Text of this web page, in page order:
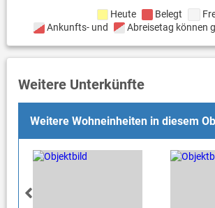
Heute Belegt
Ankunfts- und
Abreisetag können
Weitere Unterkünfte
Weitere Wohneinheiten in diesem